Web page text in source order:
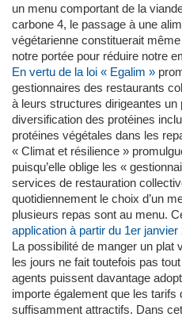
un menu comportant de la
carbone 4, le passage à une
végétarienne constituerait
notre portée pour réduire notre
En vertu de la loi « Egalim »
gestionnaires des restaurants
à leurs structures dirigeantes un
diversification des protéines
protéines végétales dans les
« Climat et résilience »
puisqu’elle oblige les «
services de restauration
quotidiennement le choix d’un
plusieurs repas sont au menu.
application à partir du 1er janvier
La possibilité de manger un plat
les jours ne fait toutefois pas
agents puissent davantage
importe également que les
suffisamment attractifs. Dans